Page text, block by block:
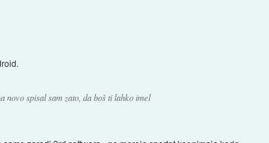
spisal sam zato, da boš ti lahko imel